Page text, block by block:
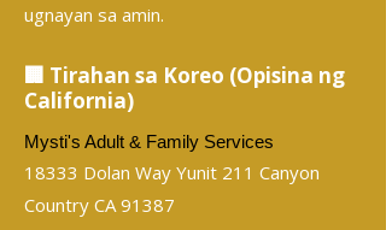
ugnayan sa amin.
🏢 Tirahan sa Koreo (Opisina ng
California)
Mysti's Adult & Family Services
18333 Dolan Way Yunit 211 Canyon
Country CA 91387